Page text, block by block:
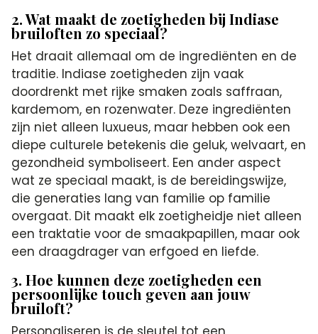
2. Wat maakt de zoetigheden bij Indiase
bruiloften zo speciaal?
Het draait allemaal om de ingrediënten en de
traditie. Indiase zoetigheden zijn vaak
doordrenkt met rijke smaken zoals saffraan,
kardemom, en rozenwater. Deze ingrediënten
zijn niet alleen luxueus, maar hebben ook een
diepe culturele betekenis die geluk, welvaart, en
gezondheid symboliseert. Een ander aspect
wat ze speciaal maakt, is de bereidingswijze,
die generaties lang van familie op familie
overgaat. Dit maakt elk zoetigheidje niet alleen
een traktatie voor de smaakpapillen, maar ook
een draagdrager van erfgoed en liefde.
3. Hoe kunnen deze zoetigheden een
persoonlijke touch geven aan jouw
bruiloft?